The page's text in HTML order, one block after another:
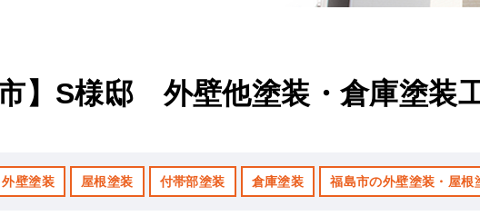
市】S様邸 外壁他塗装・倉庫塗装
外壁塗装 屋根塗装 付帯部塗装 倉庫塗装 福島市の外壁塗装・屋根